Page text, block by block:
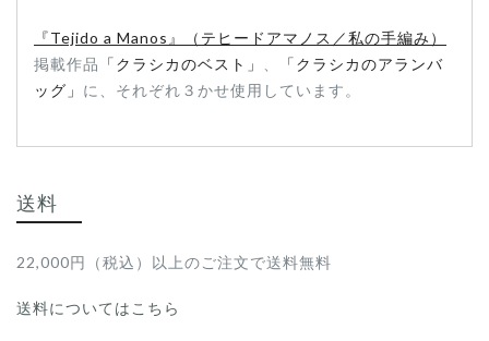
『Tejido a Manos』（テヒードアマノス／私の手編み）
掲載作品 「クラシカのベスト」
「クラシカのアランバ
ッグ」 に、それぞれ３かせ使用しています。
送料
22,000円（税込）以上のご注文で送料無料
送料についてはこちら